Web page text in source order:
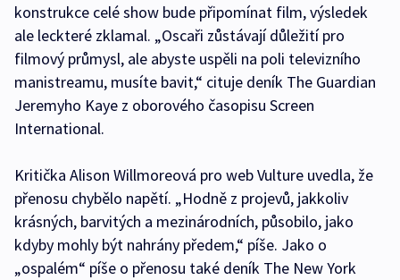
konstrukce celé show bude připomínat film, výsledek
ale leckteré zklamal. „Oscaři zůstávají důležití pro
filmový průmysl, ale abyste uspěli na poli televizního
manistreamu, musíte bavit,“ cituje deník The Guardian
Jeremyho Kaye z oborového časopisu Screen
International.
Kritička Alison Willmoreová pro web Vulture uvedla, že
přenosu chybělo napětí. „Hodně z projevů, jakkoliv
krásných, barvitých a mezinárodních, působilo, jako
kdyby mohly být nahrány předem,“ píše. Jako o
„ospalém“ píše o přenosu také deník The New York